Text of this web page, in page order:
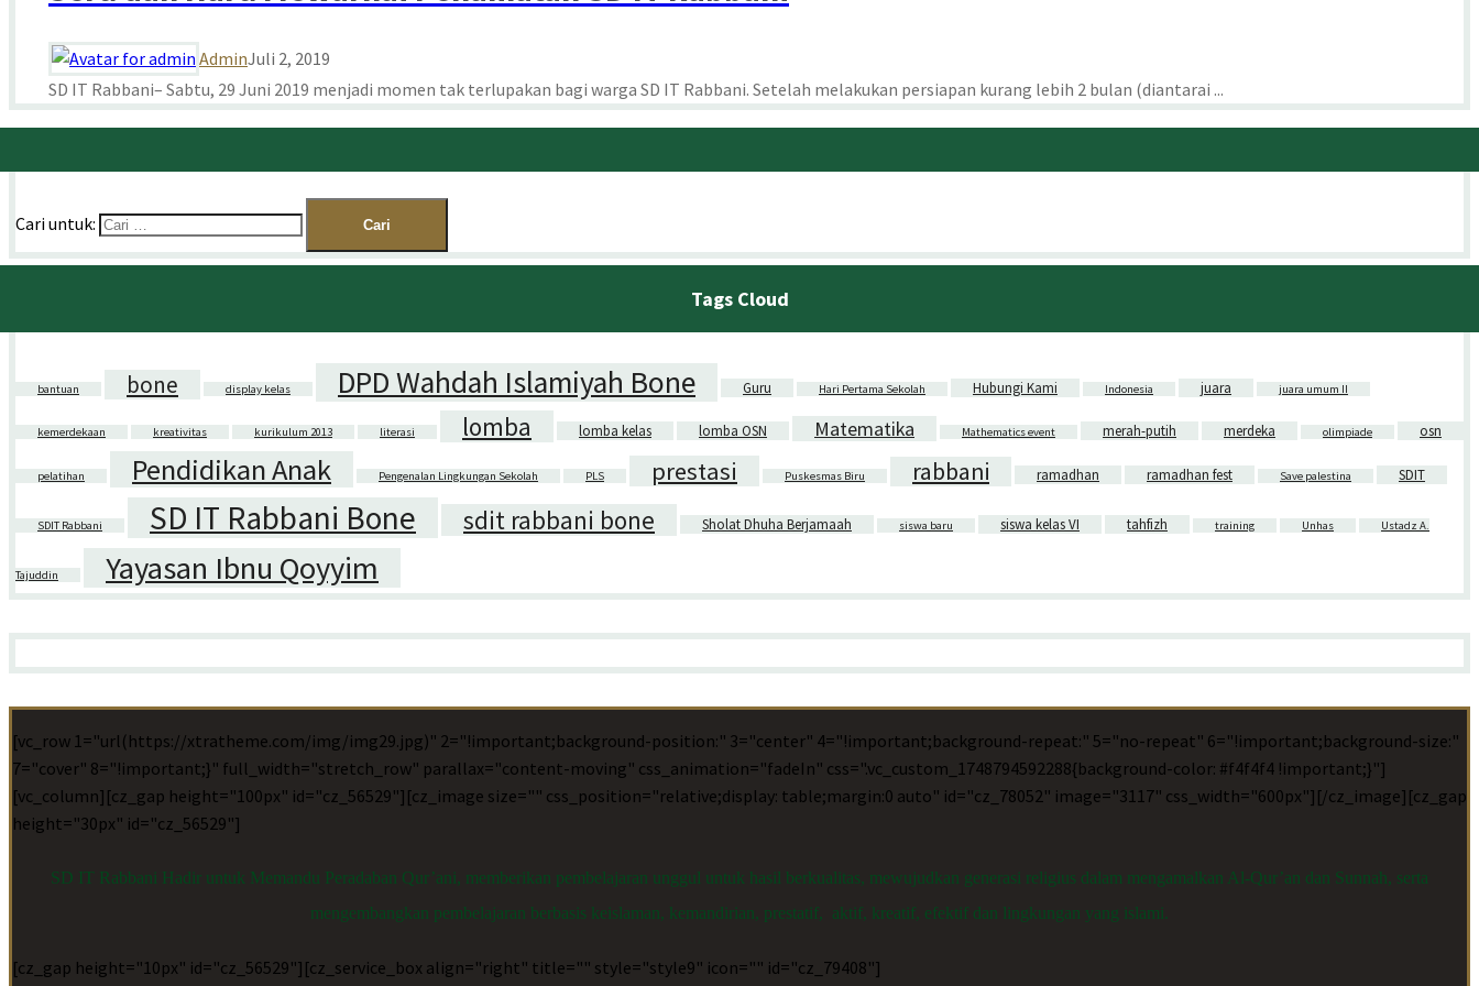
AdminJuli 2, 2019
SD IT Rabbani– Sabtu, 29 Juni 2019 menjadi momen tak terlupakan bagi warga SD IT Rabbani. Setelah melakukan persiapan kurang lebih 2 bulan (diantarai ...
Cari untuk:
Tags Cloud
bantuan bone display kelas DPD Wahdah Islamiyah Bone Guru Hari Pertama Sekolah Hubungi Kami Indonesia juara juara umum II
kemerdekaan kreativitas kurikulum 2013 literasi lomba lomba kelas lomba OSN Matematika Mathematics event merah-putih merdeka olimpiade osn
pelatihan Pendidikan Anak Pengenalan Lingkungan Sekolah PLS prestasi Puskesmas Biru rabbani ramadhan ramadhan fest Save palestina SDIT
SDIT Rabbani SD IT Rabbani Bone sdit rabbani bone Sholat Dhuha Berjamaah siswa baru siswa kelas VI tahfizh training Unhas Ustadz A.
Tajuddin Yayasan Ibnu Qoyyim
[vc_row 1="url(https://xtratheme.com/img/img29.jpg)" 2="!important;background-position:" 3="center" 4="!important;background-repeat:" 5="no-repeat" 6="!important;background-size:"
7="cover" 8="!important;}" full_width="stretch_row" parallax="content-moving" css_animation="fadeIn" css=".vc_custom_1748794592288{background-color: #f4f4f4 !important;}"]
[vc_column][cz_gap height="100px" id="cz_56529"][cz_image size="" css_position="relative;display: table;margin:0 auto" id="cz_78052" image="3117" css_width="600px"][/cz_image][cz_gap
height="30px" id="cz_56529"]
SD IT Rabbani Hadir untuk Memandu Peradaban Qur’ani, memberikan pembelajaran unggul untuk hasil berkualitas, mewujudkan generasi religius dalam mengamalkan Al-Qur’an dan Sunnah, serta
mengembangkan pembelajaran berbasis keislaman, kemandirian, prestatif, aktif, kreatif, efektif dan lingkungan yang islami.
[cz_gap height="10px" id="cz_56529"][cz_service_box align="right" title="" style="style9" icon="" id="cz_79408"]